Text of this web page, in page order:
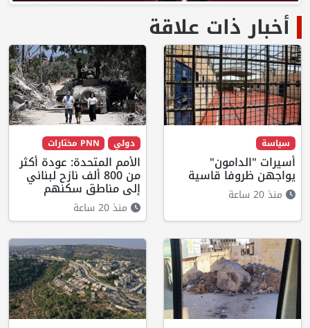
أخبار ذات علاقة
سياسة
أسيرات "الدامون"
يواجهن ظروفا قاسية
منذ 20 ساعة
دولي PNN مختارات
الأمم المتحدة: عودة أكثر
من 800 ألف نازح لبناني
إلى مناطق سكنهم
منذ 20 ساعة